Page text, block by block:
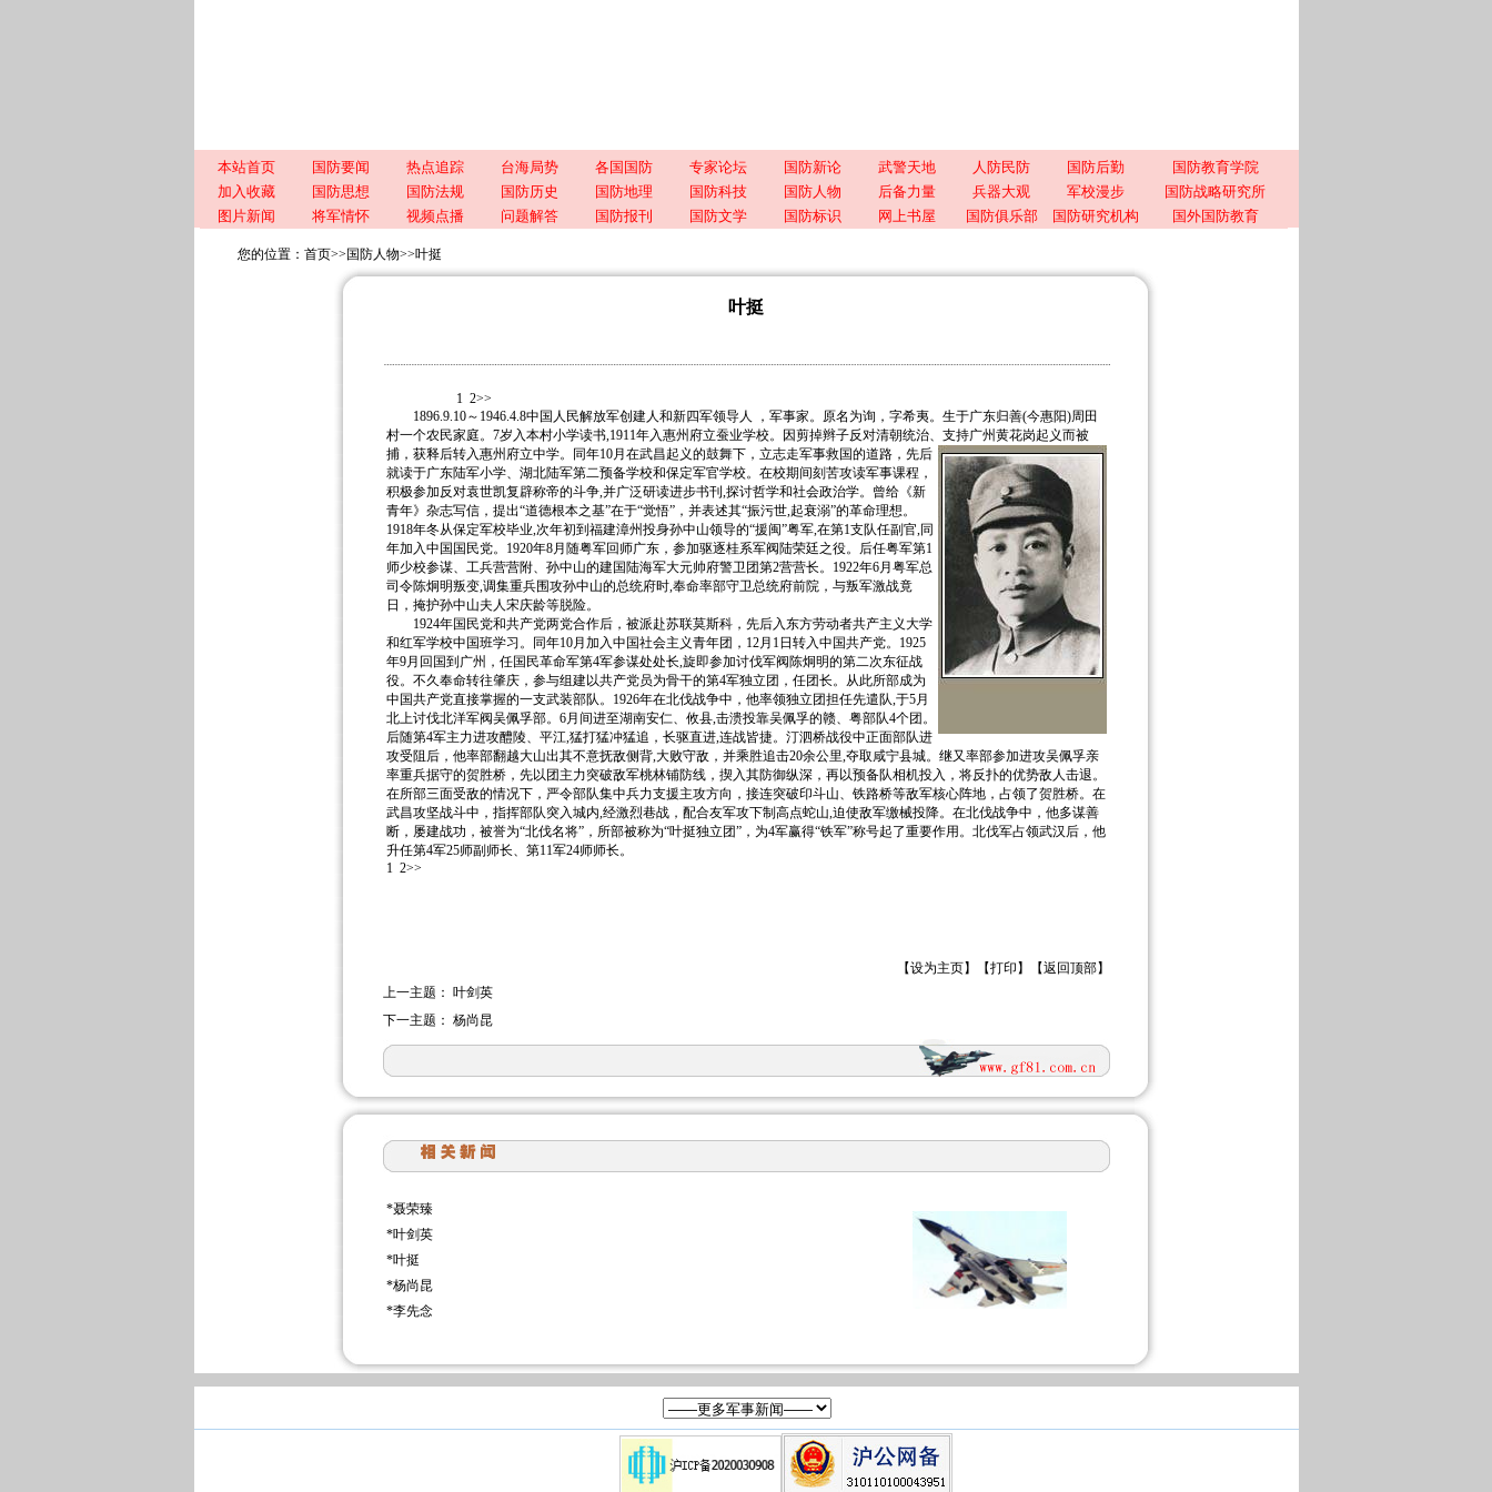
本站首页 国防要闻 热点追踪 台海局势 各国国防 专家论坛 国防新论 武警天地 人防民防 国防后勤
国防教育学院
加入收藏
国防思想 国防法规 国防历史 国防地理 国防科技 国防人物 后备力量 兵器大观 军校漫步
国防战略研究所
图片新闻
将军情怀 视频点播 问题解答 国防报刊 国防文学 国防标识 网上书屋 国防俱乐部 国防研究机构 国外国防教育
您的位置： 首页>> 国防人物>>叶挺
叶挺
1 2>>
1896.9.10～1946.4.8中国人民解放军创建人和新四军领导人 ，军事家。原名为询，字希夷。生于广东归善(今惠阳)周田
村一个农民家庭。7岁入本村小学读书,1911年入惠州府立蚕业学校。因剪掉辫子反对清朝统治、支持广州黄花岗起义而被
捕，获释后转入惠州府立中学。同年10月在武昌起义的鼓舞下，立志走军事救国的道路， 先后
就读于广东陆军小学、湖北陆军第二预备学校和保定军官学校。在校期间刻苦攻读军事课程，
积极参加反对袁世凯复辟称帝的斗争,并广泛研读进步书刊,探讨哲学和社会政治学。曾给《新
青年》杂志写信，提出“道德根本之基”在于“觉悟”，并表述其“振污世,起衰溺”的革命理想。
1918年冬从保定军校毕业,次年初到福建漳州投身孙中山领导的“援闽”粤军,在第1支队任副官,同
年加入中国国民党。1920年8月随粤军回师广东，参加驱逐桂系军阀陆荣廷之役。后任粤军第1
师少校参谋、工兵营营附、孙中山的建国陆海军大元帅府警卫团第2营营长。1922年6月粤军总
司令陈炯明叛变,调集重兵围攻孙中山的总统府时,奉命率部守卫总统府前院，与叛军激战竟
日，掩护孙中山夫人宋庆龄等脱险。
1924年国民党和共产党两党合作后，被派赴苏联莫斯科，先后入东方劳动者共产主义大学
和红军学校中国班学习。同年10月加入中国社会主义青年团，12月1日转入中国共产党。1925
年9月回国到广州，任国民革命军第4军参谋处处长,旋即参加讨伐军阀陈炯明的第二次东征战
役。不久奉命转往肇庆，参与组建以共产党员为骨干的第4军独立团，任团长。从此所部成为
中国共产党直接掌握的一支武装部队。1926年在北伐战争中，他率领独立团担任先遣队,于5月
北上讨伐北洋军阀吴佩孚部。6月间进至湖南安仁、攸县,击溃投靠吴佩孚的赣、粤部队4个团。
后随第4军主力进攻醴陵、平江,猛打猛冲猛追，长驱直进,连战皆捷。汀泗桥战役中正面部队进
攻受阻后，他率部翻越大山出其不意抚敌侧背,大败守敌，并乘胜追击20余公里,夺取咸宁县城。继又率部参加进攻吴佩孚亲
率重兵据守的贺胜桥，先以团主力突破敌军桃林铺防线，揳入其防御纵深，再以预备队相机投入，将反扑的优势敌人击退。
在所部三面受敌的情况下，严令部队集中兵力支援主攻方向，接连突破印斗山、铁路桥等敌军核心阵地，占领了贺胜桥。在
武昌攻坚战斗中，指挥部队突入城内,经激烈巷战，配合友军攻下制高点蛇山,迫使敌军缴械投降。在北伐战争中，他多谋善
断，屡建战功，被誉为“北伐名将”，所部被称为“叶挺独立团”，为4军赢得“铁军”称号起了重要作用。北伐军占领武汉后，他
升任第4军25师副师长、第11军24师师长。
1 2>>
【设为主页】【打印 】【返回顶部】
上一主题： 叶剑英
下一主题： 杨尚昆
*聂荣臻
*叶剑英
*叶挺
*杨尚昆
*李先念